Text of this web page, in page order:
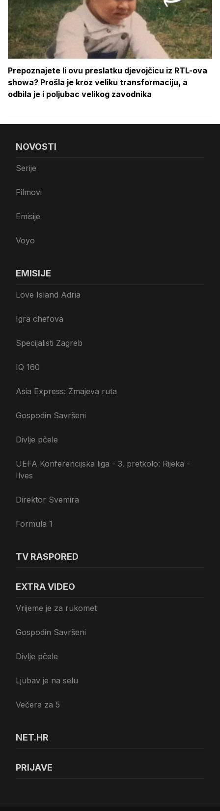
Prepoznajete li ovu preslatku djevojčicu iz RTL-ova
showa? Prošla je kroz veliku transformaciju, a
odbila je i poljubac velikog zavodnika
NOVOSTI
Serije
Filmovi
Emisije
Voyo
EMISIJE
Love Island Adria
Igra chefova
Specijalisti Zagreb
IQ 160
Asia Express: Zmajeva ruta
Gospodin Savršeni
Divlje pčele
UEFA Konferencijska liga - 3. pretkolo: Rijeka -
Ilves
Direktor Svemira
Formula 1
TV RASPORED
EXTRA VIDEO
Vrijeme je za rukomet
Gospodin Savršeni
Divlje pčele
Ljubav je na selu
Večera za 5
NET.HR
PRIJAVE